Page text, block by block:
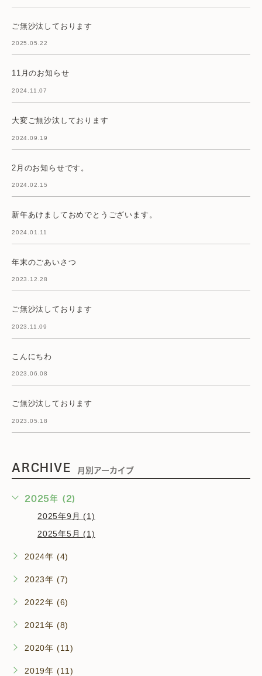
ご無沙汰しております
2025.05.22
11月のお知らせ
2024.11.07
大変ご無沙汰しております
2024.09.19
2月のお知らせです。
2024.02.15
新年あけましておめでとうございます。
2024.01.11
年末のごあいさつ
2023.12.28
ご無沙汰しております
2023.11.09
こんにちわ
2023.06.08
ご無沙汰しております
2023.05.18
ARCHIVE 月別アーカイブ
2025年 (2)
2025年9月 (1)
2025年5月 (1)
2024年 (4)
2023年 (7)
2022年 (6)
2021年 (8)
2020年 (11)
2019年 (11)